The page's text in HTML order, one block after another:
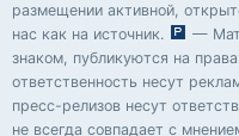
размещении активной,
нас как на источник.
—
знаком, публикуются на
ответственность несут
пресс-релизов несут
не всегда совпадает с